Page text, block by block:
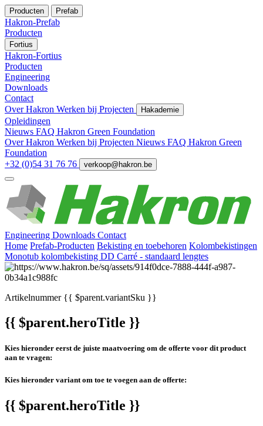
Producten Prefab
Hakron-Prefab
Producten
Fortius
Hakron-Fortius
Producten
Engineering
Downloads
Contact
Over Hakron Werken bij Projecten Hakademie
Opleidingen
Nieuws FAQ Hakron Green Foundation
Over Hakron Werken bij Projecten Nieuws FAQ Hakron Green
Foundation
+32 (0)54 31 76 76
verkoop@hakron.be
Engineering Downloads Contact
Home Prefab-Producten Bekisting en toebehoren Kolombekistingen
Monotub kolombekisting DD Carré - standaard lengtes
Artikelnummer{{ $parent.variantSku }}
{{ $parent.heroTitle }}
Kies hieronder eerst de juiste maatvoering om de offerte voor dit product
aan te vragen:
Kies hieronder variant om toe te voegen aan de offerte:
{{ $parent.heroTitle }}